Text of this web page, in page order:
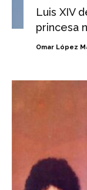
Luis XIV
princesa
Omar López